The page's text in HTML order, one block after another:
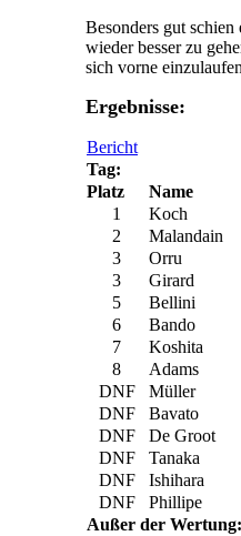
Besonders gut
wieder besser zu
sich vorne
Ergebnisse:
Bericht
Tag:
Platz
Name
1
Koch
2
Malandain
3
Orru
3
Girard
5
Bellini
6
Bando
7
Koshita
8
Adams
DNF
Müller
DNF
Bavato
DNF
De Groot
DNF
Tanaka
DNF
Ishihara
DNF
Phillipe
Außer der Wertung: